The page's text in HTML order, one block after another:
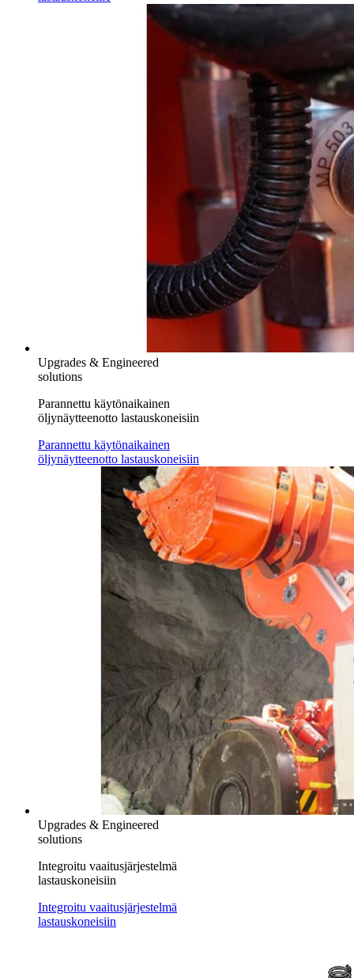
Upgrades & Engineered
solutions
Parannettu käytönaikainen
öljynäytteenotto lastauskoneisiin
Parannettu käytönaikainen
öljynäytteenotto lastauskoneisiin
Upgrades & Engineered
solutions
Integroitu vaaitusjärjestelmä
lastauskoneisiin
Integroitu vaaitusjärjestelmä
lastauskoneisiin